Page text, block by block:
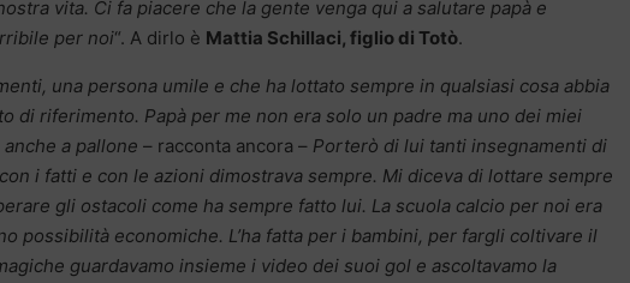
vita. Ci fa piacere che la gente venga qui a salutare papà e
per noi“. A dirlo è Mattia Schillaci, figlio di Totò.
una persona umile e che ha lottato sempre in qualsiasi cosa abbia
di riferimento. Papà per me non era solo un padre ma uno dei miei
a pallone – racconta ancora – Porterò di lui tanti insegnamenti di
i fatti e con le azioni dimostrava sempre. Mi diceva di lottare sempre
gli ostacoli come ha sempre fatto lui. La scuola calcio per noi era
possibilità economiche. L’ha fatta per i bambini, per fargli coltivare il
guardavamo insieme i video dei suoi gol e ascoltavamo la